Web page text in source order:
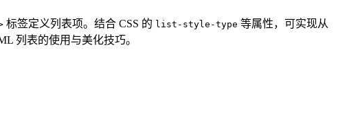
标签定义列表项。结合 CSS 的 list-style-type 等属性，可实现从
列表的使用与美化技巧。